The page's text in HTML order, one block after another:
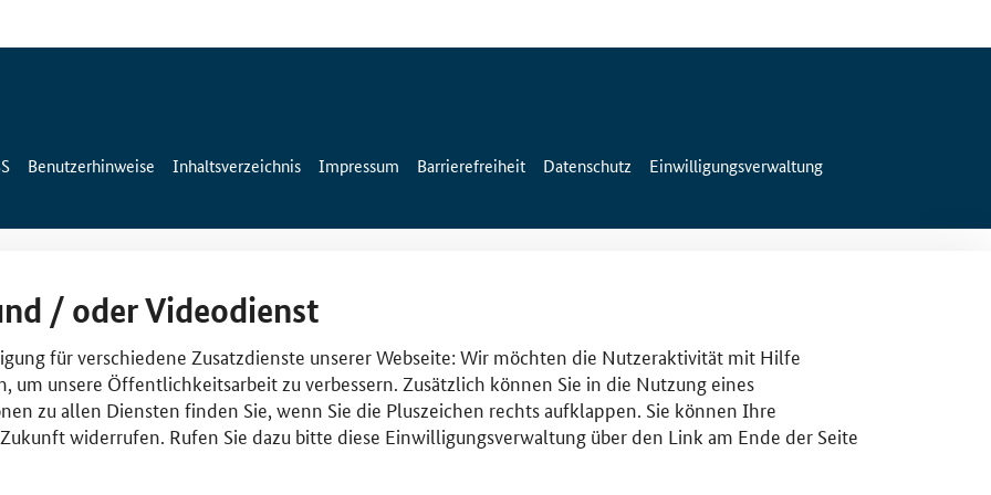
Benutzerhinweise Inhaltsverzeichnis Impressum Barrierefreiheit Datenschutz Einwilligungsverwaltung
/ oder Videodienst
für verschiedene Zusatzdienste unserer Webseite: Wir möchten die Nutzeraktivität mit Hilfe
unsere Öffentlichkeitsarbeit zu verbessern. Zusätzlich können Sie in die Nutzung eines
zu allen Diensten finden Sie, wenn Sie die Pluszeichen rechts aufklappen. Sie können Ihre
widerrufen. Rufen Sie dazu bitte diese Einwilligungsverwaltung über den Link am Ende der Seite